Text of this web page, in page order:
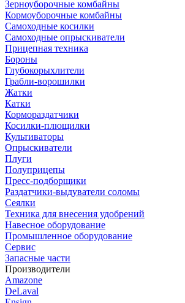
Зерноуборочные комбайны
Кормоуборочные комбайны
Самоходные косилки
Самоходные опрыскиватели
Прицепная техника
Бороны
Глубокорыхлители
Грабли-ворошилки
Жатки
Катки
Кормораздатчики
Косилки-плющилки
Культиваторы
Опрыскиватели
Плуги
Полуприцепы
Пресс-подборщики
Раздатчики-выдуватели соломы
Сеялки
Техника для внесения удобрений
Навесное оборудование
Промышленное оборудование
Сервис
Запасные части
Производители
Amazone
DeLaval